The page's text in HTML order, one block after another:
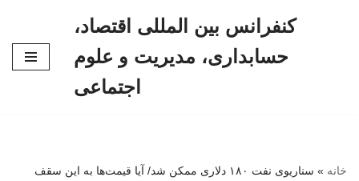
کنفرانس بین المللی اقتصاد،
حسابداری، مدیریت و علوم
اجتماعی
خانه »
سناریوی نفت ۱۸۰ دلاری ممکن شد/ آیا قیمت‌ها به این سقف